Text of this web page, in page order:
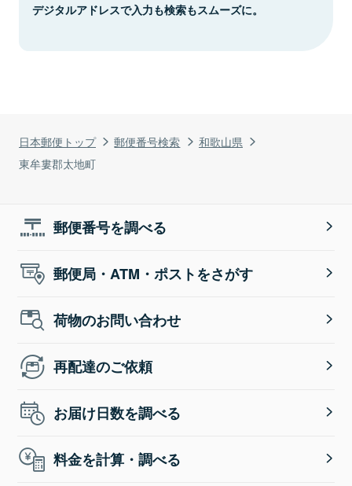
日本郵便トップ 郵便番号検索
和歌山県
東牟婁郡太地町
デジタルアドレスで入力も検索もスムーズに。
郵便番号を調べる
郵便局・ATM・ポストをさがす
荷物のお問い合わせ
再配達のご依頼
お届け日数を調べる
料金を計算・調べる